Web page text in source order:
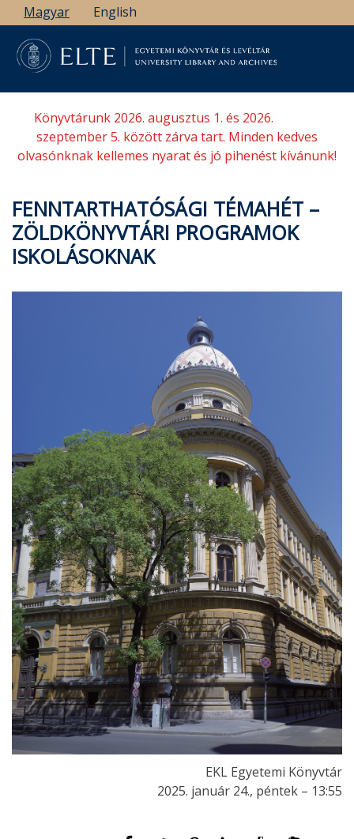
Ugrás
a
tartalomra
Magyar English
Könyvtárunk 2026. augusztus 1. és 2026.
szeptember 5. között zárva tart. Minden kedves
olvasónknak kellemes nyarat és jó pihenést kívánunk!
FENNTARTHATÓSÁGI TÉMAHÉT –
ZÖLDKÖNYVTÁRI PROGRAMOK
ISKOLÁSOKNAK
EKL Egyetemi Könyvtár
2025. január 24., péntek – 13:55